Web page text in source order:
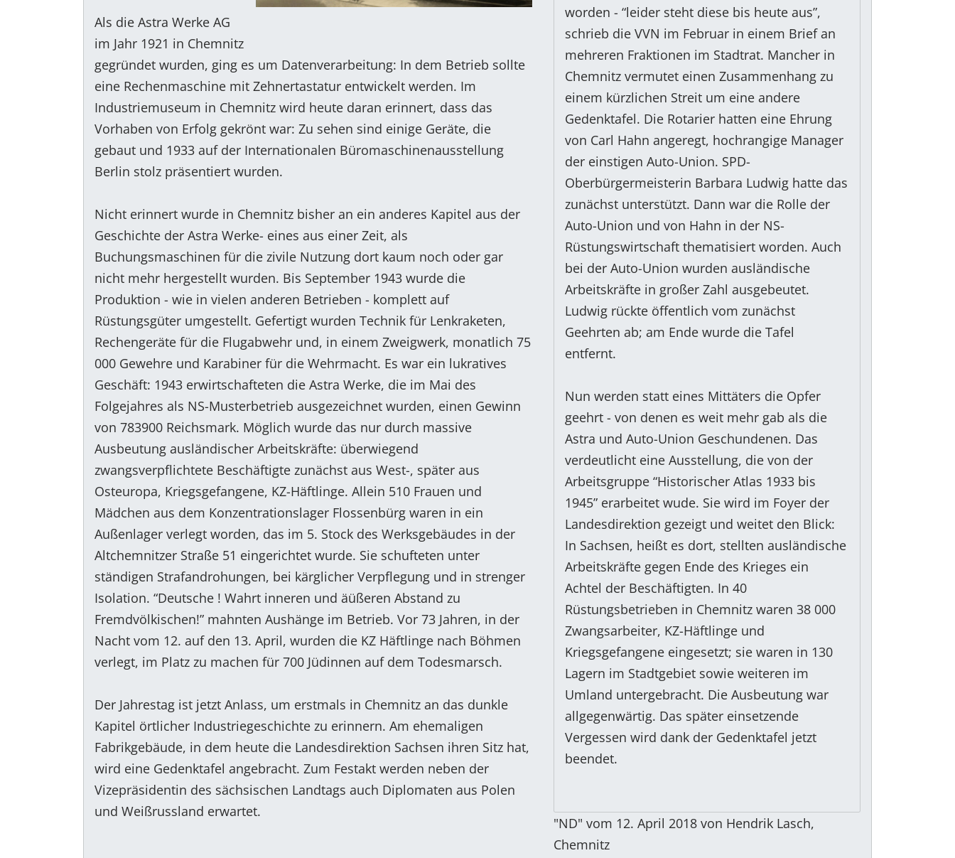
Als die Astra Werke AG
im Jahr 1921 in Chemnitz
gegründet wurden, ging es um Datenverarbeitung: In dem Betrieb sollte
eine Rechenmaschine mit Zehnertastatur entwickelt werden. Im
Industriemuseum in Chemnitz wird heute daran erinnert, dass das
Vorhaben von Erfolg gekrönt war: Zu sehen sind einige Geräte, die
gebaut und 1933 auf der Internationalen Büromaschinenausstellung
Berlin stolz präsentiert wurden.
Nicht erinnert wurde in Chemnitz bisher an ein anderes Kapitel aus der
Geschichte der Astra Werke- eines aus einer Zeit, als
Buchungsmaschinen für die zivile Nutzung dort kaum noch oder gar
nicht mehr hergestellt wurden. Bis September 1943 wurde die
Produktion - wie in vielen anderen Betrieben - komplett auf
Rüstungsgüter umgestellt. Gefertigt wurden Technik für Lenkraketen,
Rechengeräte für die Flugabwehr und, in einem Zweigwerk, monatlich 75
000 Gewehre und Karabiner für die Wehrmacht. Es war ein lukratives
Geschäft: 1943 erwirtschafteten die Astra Werke, die im Mai des
Folgejahres als NS-Musterbetrieb ausgezeichnet wurden, einen Gewinn
von 783900 Reichsmark. Möglich wurde das nur durch massive
Ausbeutung ausländischer Arbeitskräfte: überwiegend
zwangsverpflichtete Beschäftigte zunächst aus West-, später aus
Osteuropa, Kriegsgefangene, KZ-Häftlinge. Allein 510 Frauen und
Mädchen aus dem Konzentrationslager Flossenbürg waren in ein
Außenlager verlegt worden, das im 5. Stock des Werksgebäudes in der
Altchemnitzer Straße 51 eingerichtet wurde. Sie schufteten unter
ständigen Strafandrohungen, bei kärglicher Verpflegung und in strenger
Isolation. “Deutsche ! Wahrt inneren und äüßeren Abstand zu
Fremdvölkischen!” mahnten Aushänge im Betrieb. Vor 73 Jahren, in der
Nacht vom 12. auf den 13. April, wurden die KZ Häftlinge nach Böhmen
verlegt, im Platz zu machen für 700 Jüdinnen auf dem Todesmarsch.
Der Jahrestag ist jetzt Anlass, um erstmals in Chemnitz an das dunkle
Kapitel örtlicher Industriegeschichte zu erinnern. Am ehemaligen
Fabrikgebäude, in dem heute die Landesdirektion Sachsen ihren Sitz hat,
wird eine Gedenktafel angebracht. Zum Festakt werden neben der
Vizepräsidentin des sächsischen Landtags auch Diplomaten aus Polen
und Weißrussland erwartet.
worden - “leider steht diese bis heute aus”,
schrieb die VVN im Februar in einem Brief an
mehreren Fraktionen im Stadtrat. Mancher in
Chemnitz vermutet einen Zusammenhang zu
einem kürzlichen Streit um eine andere
Gedenktafel. Die Rotarier hatten eine Ehrung
von Carl Hahn angeregt, hochrangige Manager
der einstigen Auto-Union. SPD-
Oberbürgermeisterin Barbara Ludwig hatte das
zunächst unterstützt. Dann war die Rolle der
Auto-Union und von Hahn in der NS-
Rüstungswirtschaft thematisiert worden. Auch
bei der Auto-Union wurden ausländische
Arbeitskräfte in großer Zahl ausgebeutet.
Ludwig rückte öffentlich vom zunächst
Geehrten ab; am Ende wurde die Tafel
entfernt.
Nun werden statt eines Mittäters die Opfer
geehrt - von denen es weit mehr gab als die
Astra und Auto-Union Geschundenen. Das
verdeutlicht eine Ausstellung, die von der
Arbeitsgruppe “Historischer Atlas 1933 bis
1945” erarbeitet wude. Sie wird im Foyer der
Landesdirektion gezeigt und weitet den Blick:
In Sachsen, heißt es dort, stellten ausländische
Arbeitskräfte gegen Ende des Krieges ein
Achtel der Beschäftigten. In 40
Rüstungsbetrieben in Chemnitz waren 38 000
Zwangsarbeiter, KZ-Häftlinge und
Kriegsgefangene eingesetzt; sie waren in 130
Lagern im Stadtgebiet sowie weiteren im
Umland untergebracht. Die Ausbeutung war
allgegenwärtig. Das später einsetzende
Vergessen wird dank der Gedenktafel jetzt
beendet.
"ND" vom 12. April 2018 von Hendrik Lasch,
Chemnitz